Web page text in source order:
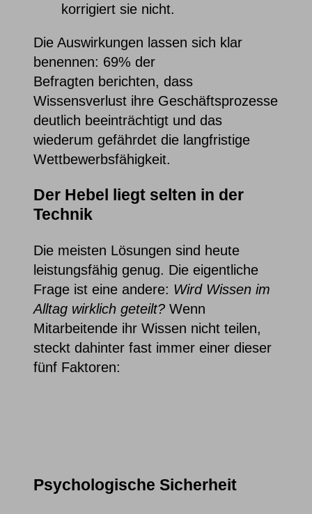
korrigiert sie nicht.
Die Auswirkungen lassen sich klar
benennen: 69% der
Befragten berichten, dass
Wissensverlust ihre Geschäftsprozesse
deutlich beeinträchtigt und das
wiederum gefährdet die langfristige
Wettbewerbsfähigkeit.
Der Hebel liegt selten in der
Technik
Die meisten Lösungen sind heute
leistungsfähig genug. Die eigentliche
Frage ist eine andere: Wird Wissen im
Alltag wirklich geteilt?Wenn
Mitarbeitende ihr Wissen nicht teilen,
steckt dahinter fast immer einer dieser
fünf Faktoren:
Psychologische Sicherheit